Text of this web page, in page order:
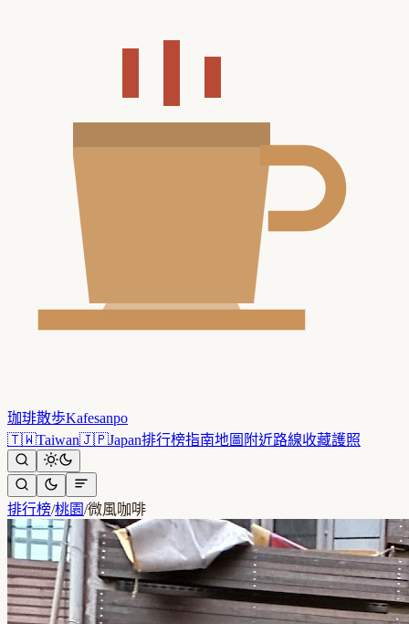
珈琲散歩Kafesanpo
🇹🇼Taiwan🇯🇵Japan排行榜指南地圖 附近路線收藏護照
排行榜/桃園/微風咖啡